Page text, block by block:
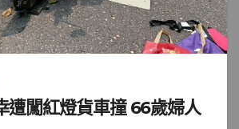
遭闖紅燈貨車撞 66歲婦人